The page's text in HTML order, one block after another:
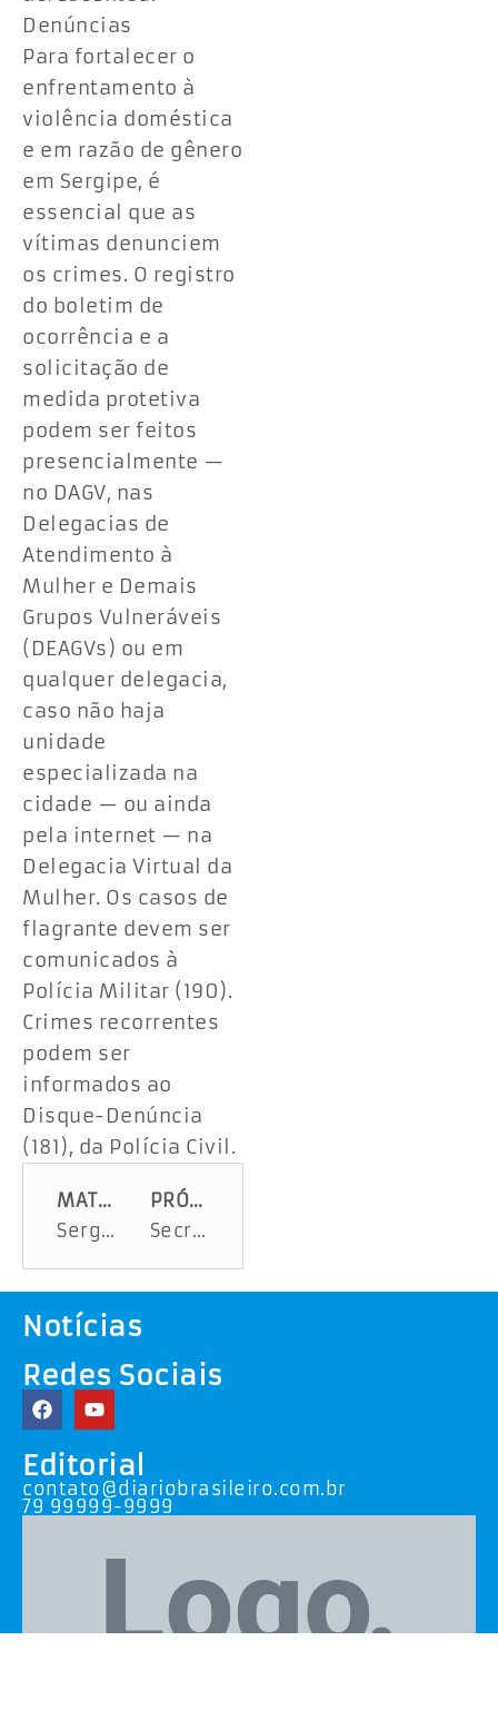
Denúncias
Para fortalecer o
enfrentamento à
violência doméstica
e em razão de gênero
em Sergipe, é
essencial que as
vítimas denunciem
os crimes. O registro
do boletim de
ocorrência e a
solicitação de
medida protetiva
podem ser feitos
presencialmente —
no DAGV, nas
Delegacias de
Atendimento à
Mulher e Demais
Grupos Vulneráveis
(DEAGVs) ou em
qualquer delegacia,
caso não haja
unidade
especializada na
cidade — ou ainda
pela internet — na
Delegacia Virtual da
Mulher. Os casos de
flagrante devem ser
comunicados à
Polícia Militar (190).
Crimes recorrentes
podem ser
informados ao
Disque-Denúncia
(181), da Polícia Civil.
MATÉRIA ANTERIOR
Sergipe participa de Simulado de Plano de Contingência para resposta a epidemias de arboviroses
PRÓXIMA MATÉRIA
Secretaria de Estado da Saúde realiza capacitação para fortalecer Rede de Atenção Psicossocial em Sergipe
Notícias
Redes Sociais
Editorial
contato@diariobrasileiro.com.br
79 99999-9999